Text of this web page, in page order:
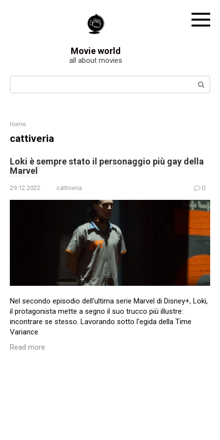
Movie world
all about movies
Search:
Home
cattiveria
Loki è sempre stato il personaggio più gay della
Marvel
29.12.2022 cattiveria 0
Nel secondo episodio dell'ultima serie Marvel di Disney+, Loki,
il protagonista mette a segno il suo trucco più illustre:
incontrare se stesso. Lavorando sotto l'egida della Time
Variance
Read more